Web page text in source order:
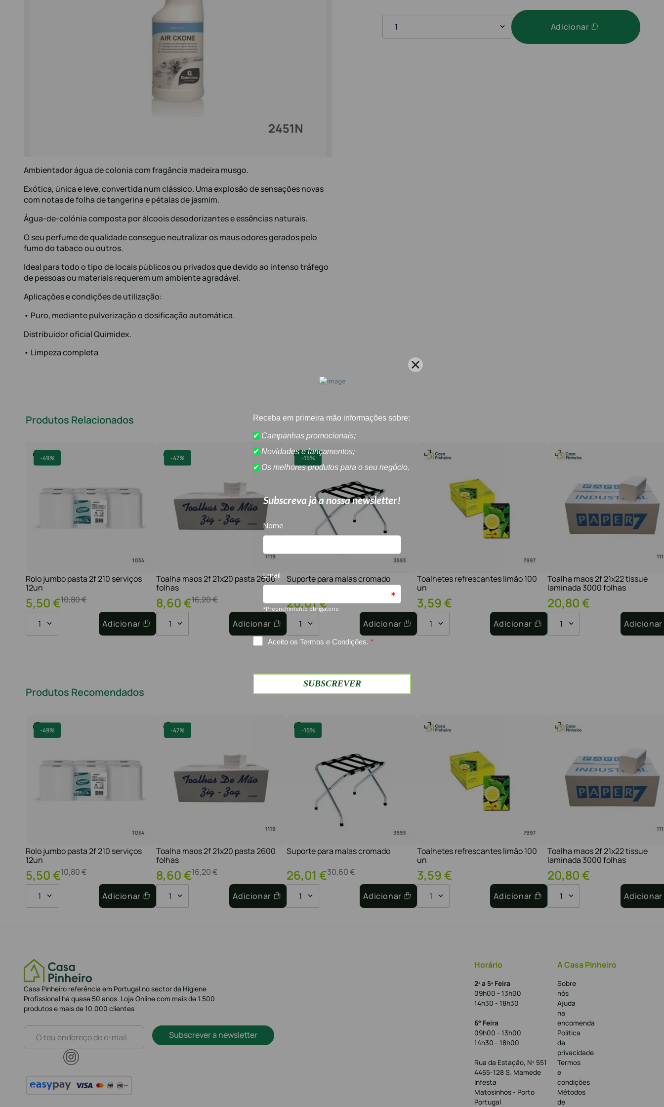
Ambientador água de colonia com fragância madeira musgo.
Exótica, única e leve, convertida num clássico. Uma explosão de sensações novas
com notas de folha de tangerina e pétalas de jasmim.
Água-de-colónia composta por álcoois desodorizantes e essências naturais.
O seu perfume de qualidade consegue neutralizar os maus odores gerados pelo
fumo do tabaco ou outros.
Ideal para todo o tipo de locais públicos ou privados que devido ao intenso tráfego
de pessoas ou materiais requerem um ambiente agradável.
Aplicações e condições de utilização:
• Puro, mediante pulverização o dosificação automática.
Distribuidor oficial Quimidex.
• Limpeza completa
1 Adicionar
Produtos Relacionados
-49%
Rolo jumbo pasta 2f 210 serviços
12un
10,80€
5,50€
1 Adicionar
-47%
Toalha maos 2f 21x20 pasta 2600
folhas
16,20€
8,60€
1 Adicionar
-15%
Suporte para malas cromado
26,01€
1 Adicionar
Toalhetes refrescantes limão 100
un
3,59€
1 Adicionar
Toalha maos 2f 21x22 tissue
laminada 3000 folhas
20,80€
1 Adicionar
Produtos Recomendados
-49%
Rolo jumbo pasta 2f 210 serviços
12un
10,80€
5,50€
1 Adicionar
-47%
Toalha maos 2f 21x20 pasta 2600
folhas
16,20€
8,60€
1 Adicionar
-15%
Suporte para malas cromado
30,60€
26,01 €
1 Adicionar
Toalhetes refrescantes limão 100
un
3,59€
1 Adicionar
Toalha maos 2f 21x22 tissue
laminada 3000 folhas
20,80€
1 Adicionar
Casa Pinheiro referência em Portugal no sector da Higiene
Profissional há quase 50 anos. Loja Online com mais de 1.500
produtos e mais de 10.000 clientes
Subscrever a newsletter
Horário
2ª a 5ª Feira
09h00 - 13h00
14h30 - 18h30
6° Feira
09h00 - 13h00
14h30 - 18h00
Rua da Estação, Nº 551
4465-128 S. Mamede
Infesta
Matosinhos - Porto
Portugal
A Casa Pinheiro
Sobre
nós
Ajuda
na
encomenda
Política
de
privacidade
Termos
e
condições
Métodos
de